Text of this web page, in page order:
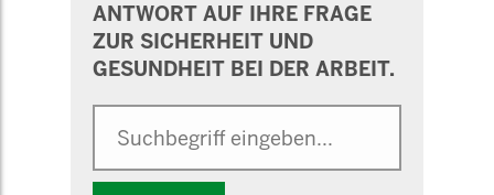
ANTWORT AUF IHRE FRAGE
ZUR SICHERHEIT UND
GESUNDHEIT BEI DER ARBEIT.